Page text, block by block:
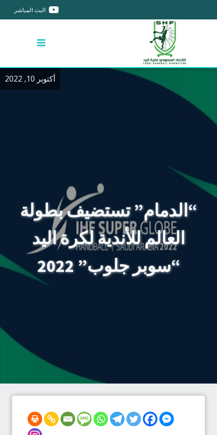
البث المباشر
أكتوبر 10, 2022
“الدمام” تستضيف بطولة
العالم للأندية لكرة اليد
“سوبر جلوب” 2022